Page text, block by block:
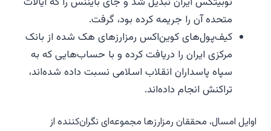
متحده آن را جریمه کرده بود، گرفت.
کیف‌پول‌های کوین‌اکس رمزارزهای هک شده از بانک
مرکزی ایران را دریافت کرده و با حساب‌هایی که به
سپاه پاسداران انقلاب اسلامی نسبت داده شده‌اند،
تراکنش انجام داده‌اند.
اوایل امسال، محققان رمزارزها مجموعه‌ای نگران‌کننده از